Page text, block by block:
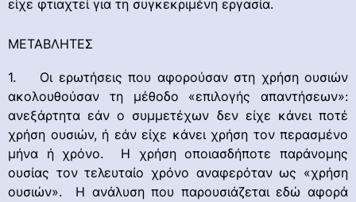
είχε φτιαχτεί για τη συγκεκριμένη εργασία.
ΜΕΤΑΒΛΗΤΕΣ
1. Οι ερωτήσεις που αφορούσαν στη χρήση ουσιών
ακολουθούσαν τη μέθοδο «επιλογής απαντήσεων»:
ανεξάρτητα εάν ο συμμετέχων δεν είχε κάνει ποτέ
χρήση ουσιών, ή εάν είχε κάνει χρήση τον περασμένο
μήνα ή χρόνο. Η χρήση οποιασδήποτε παράνομης
ουσίας τον τελευταίο χρόνο αναφερόταν ως «χρήση
ουσιών». Η ανάλυση που παρουσιάζεται εδώ αφορά